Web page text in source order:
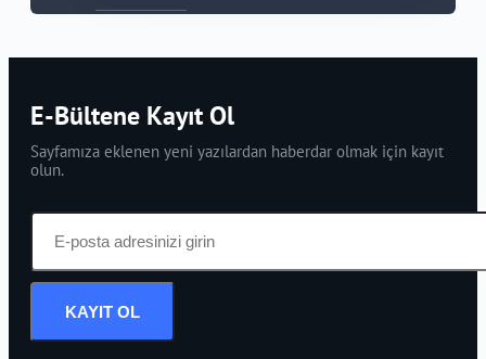
E-Bültene Kayıt Ol
Sayfamıza eklenen yeni yazılardan haberdar olmak için kayıt
olun.
KAYIT OL